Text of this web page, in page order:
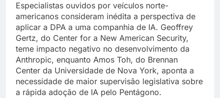
Especialistas ouvidos por veículos norte-
americanos consideram inédita a perspectiva de
aplicar a DPA a uma companhia de IA. Geoffrey
Gertz, do Center for a New American Security,
teme impacto negativo no desenvolvimento da
Anthropic, enquanto Amos Toh, do Brennan
Center da Universidade de Nova York, aponta a
necessidade de maior supervisão legislativa sobre
a rápida adoção de IA pelo Pentágono.